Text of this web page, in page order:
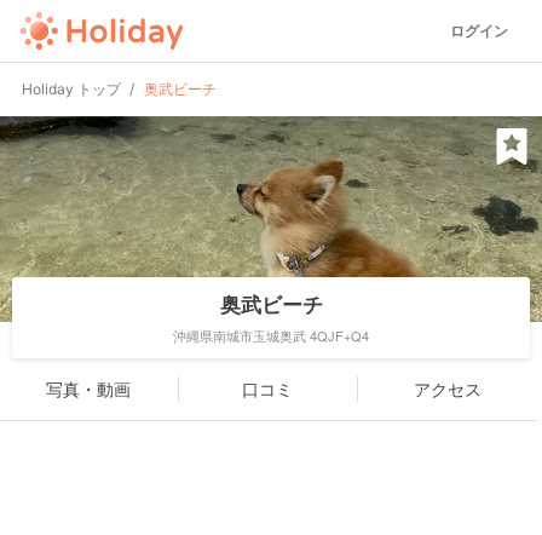
ログイン
Holiday トップ 奥武ビーチ
奥武ビーチ
沖縄県南城市玉城奥武 4QJF+Q4
写真・動画 口コミ アクセス